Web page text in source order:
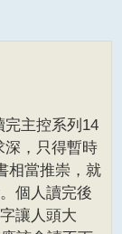
主控系列14
深，只得暫時
相當推崇，就
個人讀完後
讓人頭大